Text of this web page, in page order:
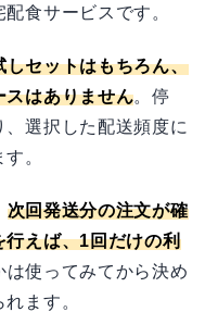
食サービスです。
しセットはもちろん、
スはありません。停
選択した配送頻度に
。
次回発送分の注文が確
行えば、1回だけの利
使ってみてから決め
ます。